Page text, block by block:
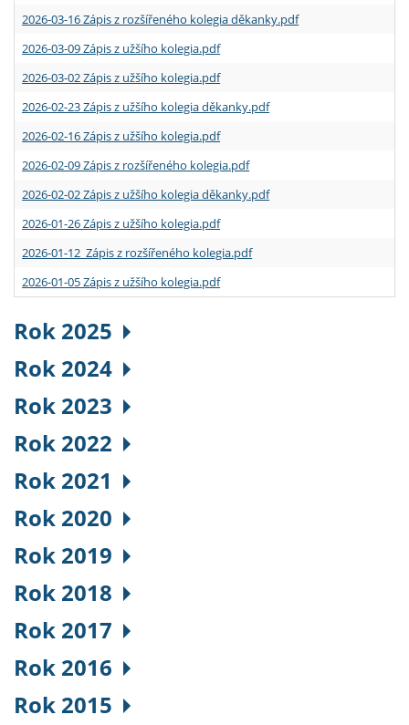
2026-03-16 Zápis z rozšířeného kolegia děkanky.pdf
2026-03-09 Zápis z užšího kolegia.pdf
2026-03-02 Zápis z užšího kolegia.pdf
2026-02-23 Zápis z užšího kolegia děkanky.pdf
2026-02-16 Zápis z užšího kolegia.pdf
2026-02-09 Zápis z rozšířeného kolegia.pdf
2026-02-02 Zápis z užšího kolegia děkanky.pdf
2026-01-26 Zápis z užšího kolegia.pdf
2026-01-12 Zápis z rozšířeného kolegia.pdf
2026-01-05 Zápis z užšího kolegia.pdf
Rok 2025
Rok 2024
Rok 2023
Rok 2022
Rok 2021
Rok 2020
Rok 2019
Rok 2018
Rok 2017
Rok 2016
Rok 2015